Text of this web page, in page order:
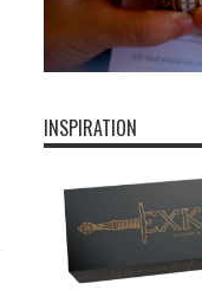
INSPIRATION